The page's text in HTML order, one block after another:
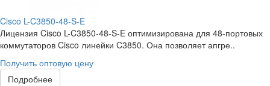
Cisco L-C3850-48-S-E
Лицензия Cisco L-C3850-48-S-E оптимизирована для 48-портовых
коммутаторов Cisco линейки C3850. Она позволяет апгре..
Получить оптовую цену
Подробнее